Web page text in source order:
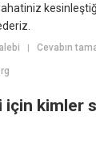
|Cevabın
için kimler